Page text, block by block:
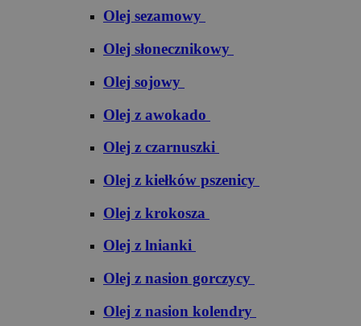
Olej sezamowy
Olej słonecznikowy
Olej sojowy
Olej z awokado
Olej z czarnuszki
Olej z kiełków pszenicy
Olej z krokosza
Olej z lnianki
Olej z nasion gorczycy
Olej z nasion kolendry